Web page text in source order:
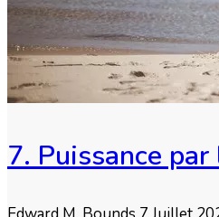
7. Puissance